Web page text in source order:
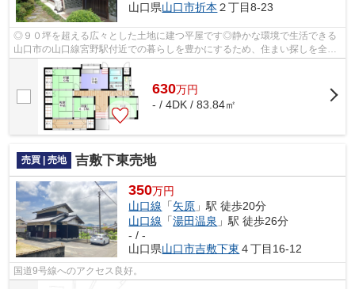
山口県山口市折本 ２丁目8-23
◎９０坪を超える広々とした土地に建つ平屋です◎静かな環境で生活できる
山口市の山口線宮野駅付近での暮らしを豊かにするため、住まい探しを全力
でサポートいたします◎まずはお気軽にご...
630万円
- / 4DK / 83.84㎡
売買 | 売地 吉敷下東売地
350万円
山口線 「矢原 」駅 徒歩20分
山口線 「湯田温泉 」駅 徒歩26分
- / -
山口県山口市吉敷下東 ４丁目16-12
国道9号線へのアクセス良好。